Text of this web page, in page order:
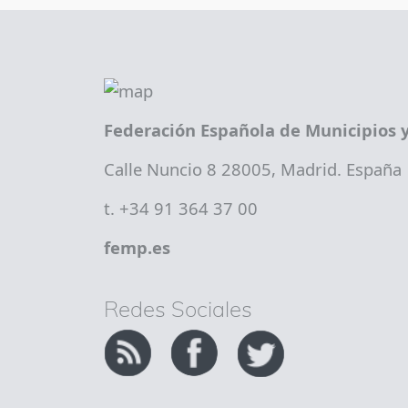
Federación Española de Municipios
Calle Nuncio 8 28005, Madrid. España
t. +34 91 364 37 00
femp.es
Redes Sociales